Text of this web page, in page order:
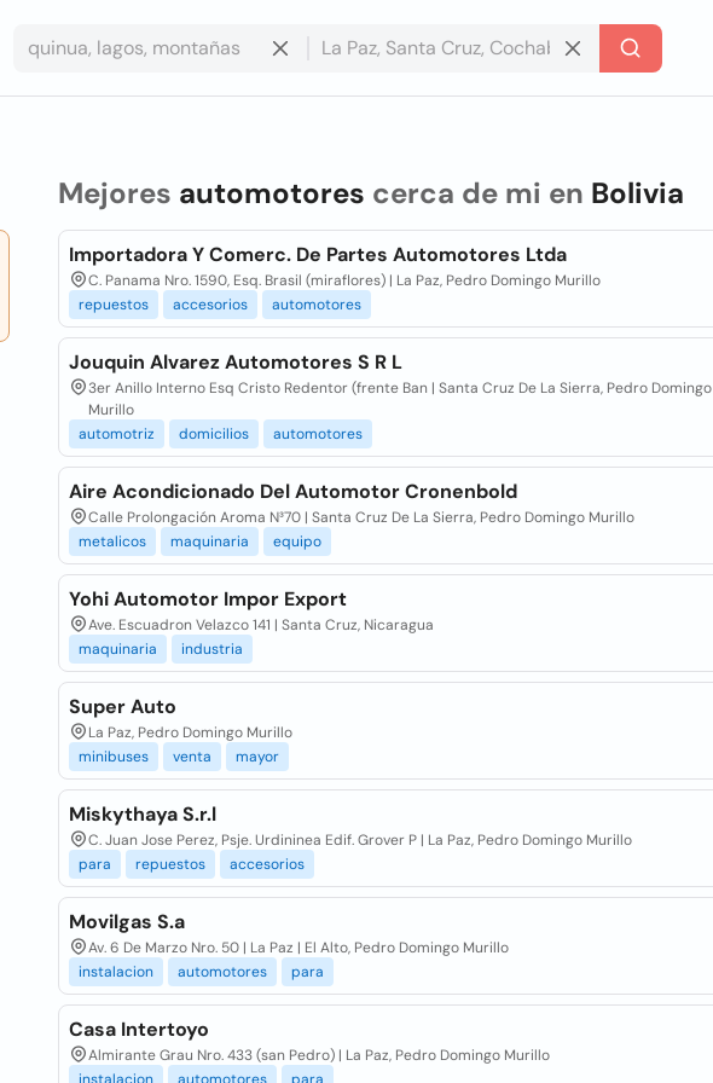
Mejores automotores cerca de mi en Bolivia
Importadora Y Comerc. De Partes Automotores Ltda
C. Panama Nro. 1590, Esq. Brasil (miraflores) | La Paz, Pedro Domingo Murillo
repuestos
accesorios automotores
Jouquin Alvarez Automotores S R L
3er Anillo Interno Esq Cristo Redentor (frente Ban | Santa Cruz De La Sierra, Pedro Domingo
Murillo
automotriz
domicilios automotores
Aire Acondicionado Del Automotor Cronenbold
Calle Prolongación Aroma N³70 | Santa Cruz De La Sierra, Pedro Domingo Murillo
metalicos
maquinaria equipo
Yohi Automotor Impor Export
Ave. Escuadron Velazco 141 | Santa Cruz, Nicaragua
maquinaria
industria
Super Auto
La Paz, Pedro Domingo Murillo
minibuses
venta mayor
Miskythaya S.r.l
C. Juan Jose Perez, Psje. Urdininea Edif. Grover P | La Paz, Pedro Domingo Murillo
para
repuestos accesorios
Movilgas S.a
Av. 6 De Marzo Nro. 50 | La Paz | El Alto, Pedro Domingo Murillo
instalacion
automotores para
Casa Intertoyo
Almirante Grau Nro. 433 (san Pedro) | La Paz, Pedro Domingo Murillo